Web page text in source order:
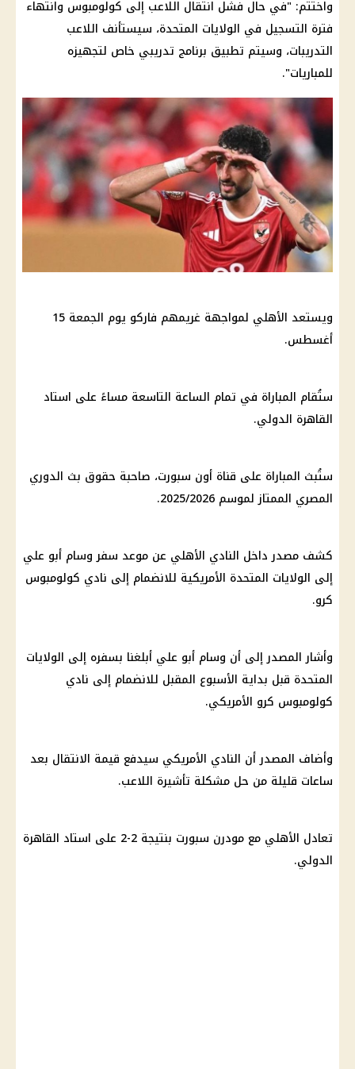
واختتم: "في حال فشل انتقال اللاعب إلى كولومبوس وانتهاء
فترة التسجيل في الولايات المتحدة، سيستأنف اللاعب
التدريبات، وسيتم تطبيق برنامج تدريبي خاص لتجهيزه
للمباريات".
ويستعد الأهلي
لمواجهة غريمهم فاركو يوم الجمعة 15
أغسطس.
ستُقام المباراة في تمام الساعة التاسعة مساءً على استاد
القاهرة الدولي.
ستُبث المباراة على قناة أون سبورت، صاحبة حقوق بث الدوري
المصري الممتازلموسم 2025/2026.
كشف مصدر داخل النادي الأهلي عن موعد سفروسام أبو علي
إلى الولايات المتحدة الأمريكية للانضمام إلى نادي كولومبوس
كرو.
وأشار المصدر إلى أن وسام أبو علي أبلغنا بسفره إلى الولايات
المتحدة قبل بداية الأسبوع المقبل للانضمام إلى نادي
كولومبوس كرو الأمريكي.
وأضاف المصدر أن النادي الأمريكي سيدفع قيمة الانتقال بعد
ساعات قليلة من حل مشكلة تأشيرة اللاعب.
تعادل الأهلي معمودرن سبورت بنتيجة 2-2 على
استاد القاهرة
الدولي.